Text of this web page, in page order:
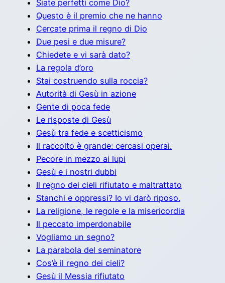
Siate perfetti come Dio?
Questo è il premio che ne hanno
Cercate prima il regno di Dio
Due pesi e due misure?
Chiedete e vi sarà dato?
La regola d’oro
Stai costruendo sulla roccia?
Autorità di Gesù in azione
Gente di poca fede
Le risposte di Gesù
Gesù tra fede e scetticismo
Il raccolto è grande: cercasi operai.
Pecore in mezzo ai lupi
Gesù e i nostri dubbi
Il regno dei cieli rifiutato e maltrattato
Stanchi e oppressi? Io vi darò riposo.
La religione, le regole e la misericordia
Il peccato imperdonabile
Vogliamo un segno?
La parabola del seminatore
Cos’è il regno dei cieli?
Gesù il Messia rifiutato